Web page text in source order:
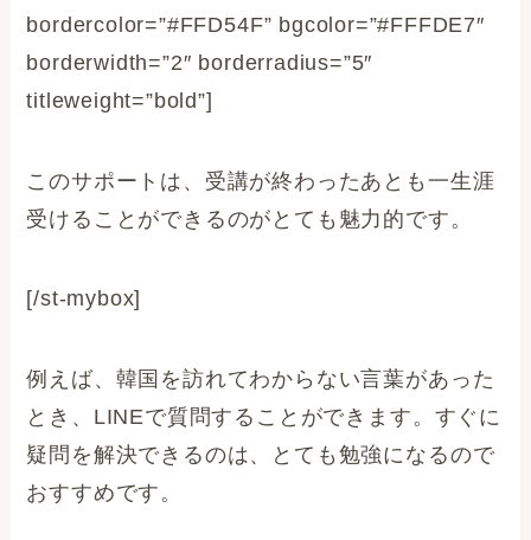
bordercolor=”#FFD54F” bgcolor=”#FFFDE7″
borderwidth=”2″ borderradius=”5″
titleweight=”bold”]
このサポートは、受講が終わったあとも一生涯
受けることができるのがとても魅力的です。
[/st-mybox]
例えば、韓国を訪れてわからない言葉があった
とき、LINEで質問することができます。すぐに
疑問を解決できるのは、とても勉強になるので
おすすめです。